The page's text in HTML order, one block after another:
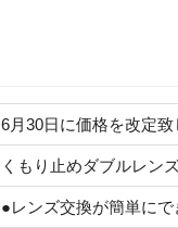
6月30日に価格を改定致
くもり止めダブルレン
●レンズ交換が簡単にで